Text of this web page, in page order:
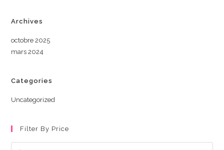
Archives
octobre 2025
mars 2024
Categories
Uncategorized
Filter By Price